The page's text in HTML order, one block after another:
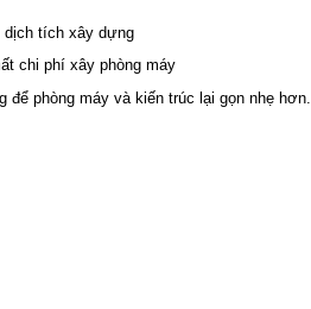
dịch tích xây dựng
chi phí xây phòng máy
phòng máy và kiến trúc lại gọn nhẹ hơn.